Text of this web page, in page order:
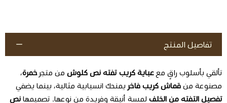
تفاصيل المنتج
تألقي بأسلوب راقٍ مع عباية كريب تفته نص كلوش من متجر خمرة،
مصنوعة من قماش كريب فاخر يمنحك انسيابية مثالية، بينما يضفي
تفصيل التفته من الخلف لمسة أنيقة وفريدة من نوعها. تصميمها نص